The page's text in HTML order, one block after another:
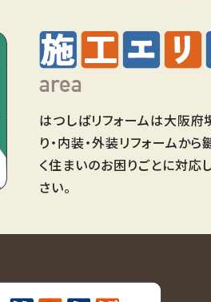
はつしばリフォームは大阪
り・内装・外装リフォームか
く住まいのお困りごとに対応
さい。